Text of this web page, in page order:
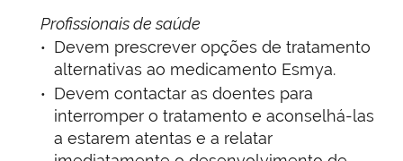
Profissionais de saúde
Devem prescrever opções de tratamento
alternativas ao medicamento Esmya.
Devem contactar as doentes para
interromper o tratamento e aconselhá-las
a estarem atentas e a relatar